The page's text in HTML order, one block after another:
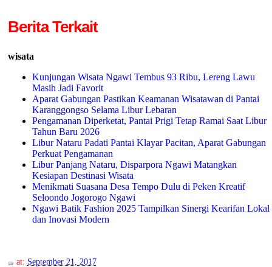
Berita Terkait
wisata
Kunjungan Wisata Ngawi Tembus 93 Ribu, Lereng Lawu
Masih Jadi Favorit
Aparat Gabungan Pastikan Keamanan Wisatawan di Pantai
Karanggongso Selama Libur Lebaran
Pengamanan Diperketat, Pantai Prigi Tetap Ramai Saat Libur
Tahun Baru 2026
Libur Nataru Padati Pantai Klayar Pacitan, Aparat Gabungan
Perkuat Pengamanan
Libur Panjang Nataru, Disparpora Ngawi Matangkan
Kesiapan Destinasi Wisata
Menikmati Suasana Desa Tempo Dulu di Peken Kreatif
Seloondo Jogorogo Ngawi
Ngawi Batik Fashion 2025 Tampilkan Sinergi Kearifan Lokal
dan Inovasi Modern
at: September 21, 2017